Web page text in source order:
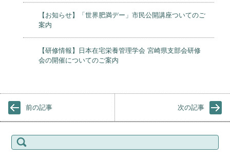
【お知らせ】「世界肥満デー」市民公開講座ついてのご
案内
【研修情報】日本在宅栄養管理学会 宮崎県支部会研修
会の開催についてのご案内
前の記事 次の記事